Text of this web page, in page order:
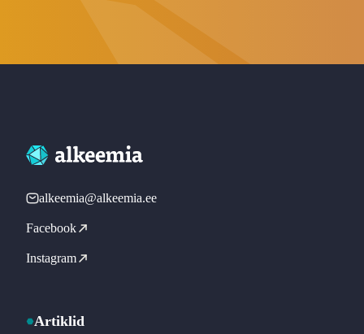
alkeemia@alkeemia.ee
Facebook
Instagram
Artiklid